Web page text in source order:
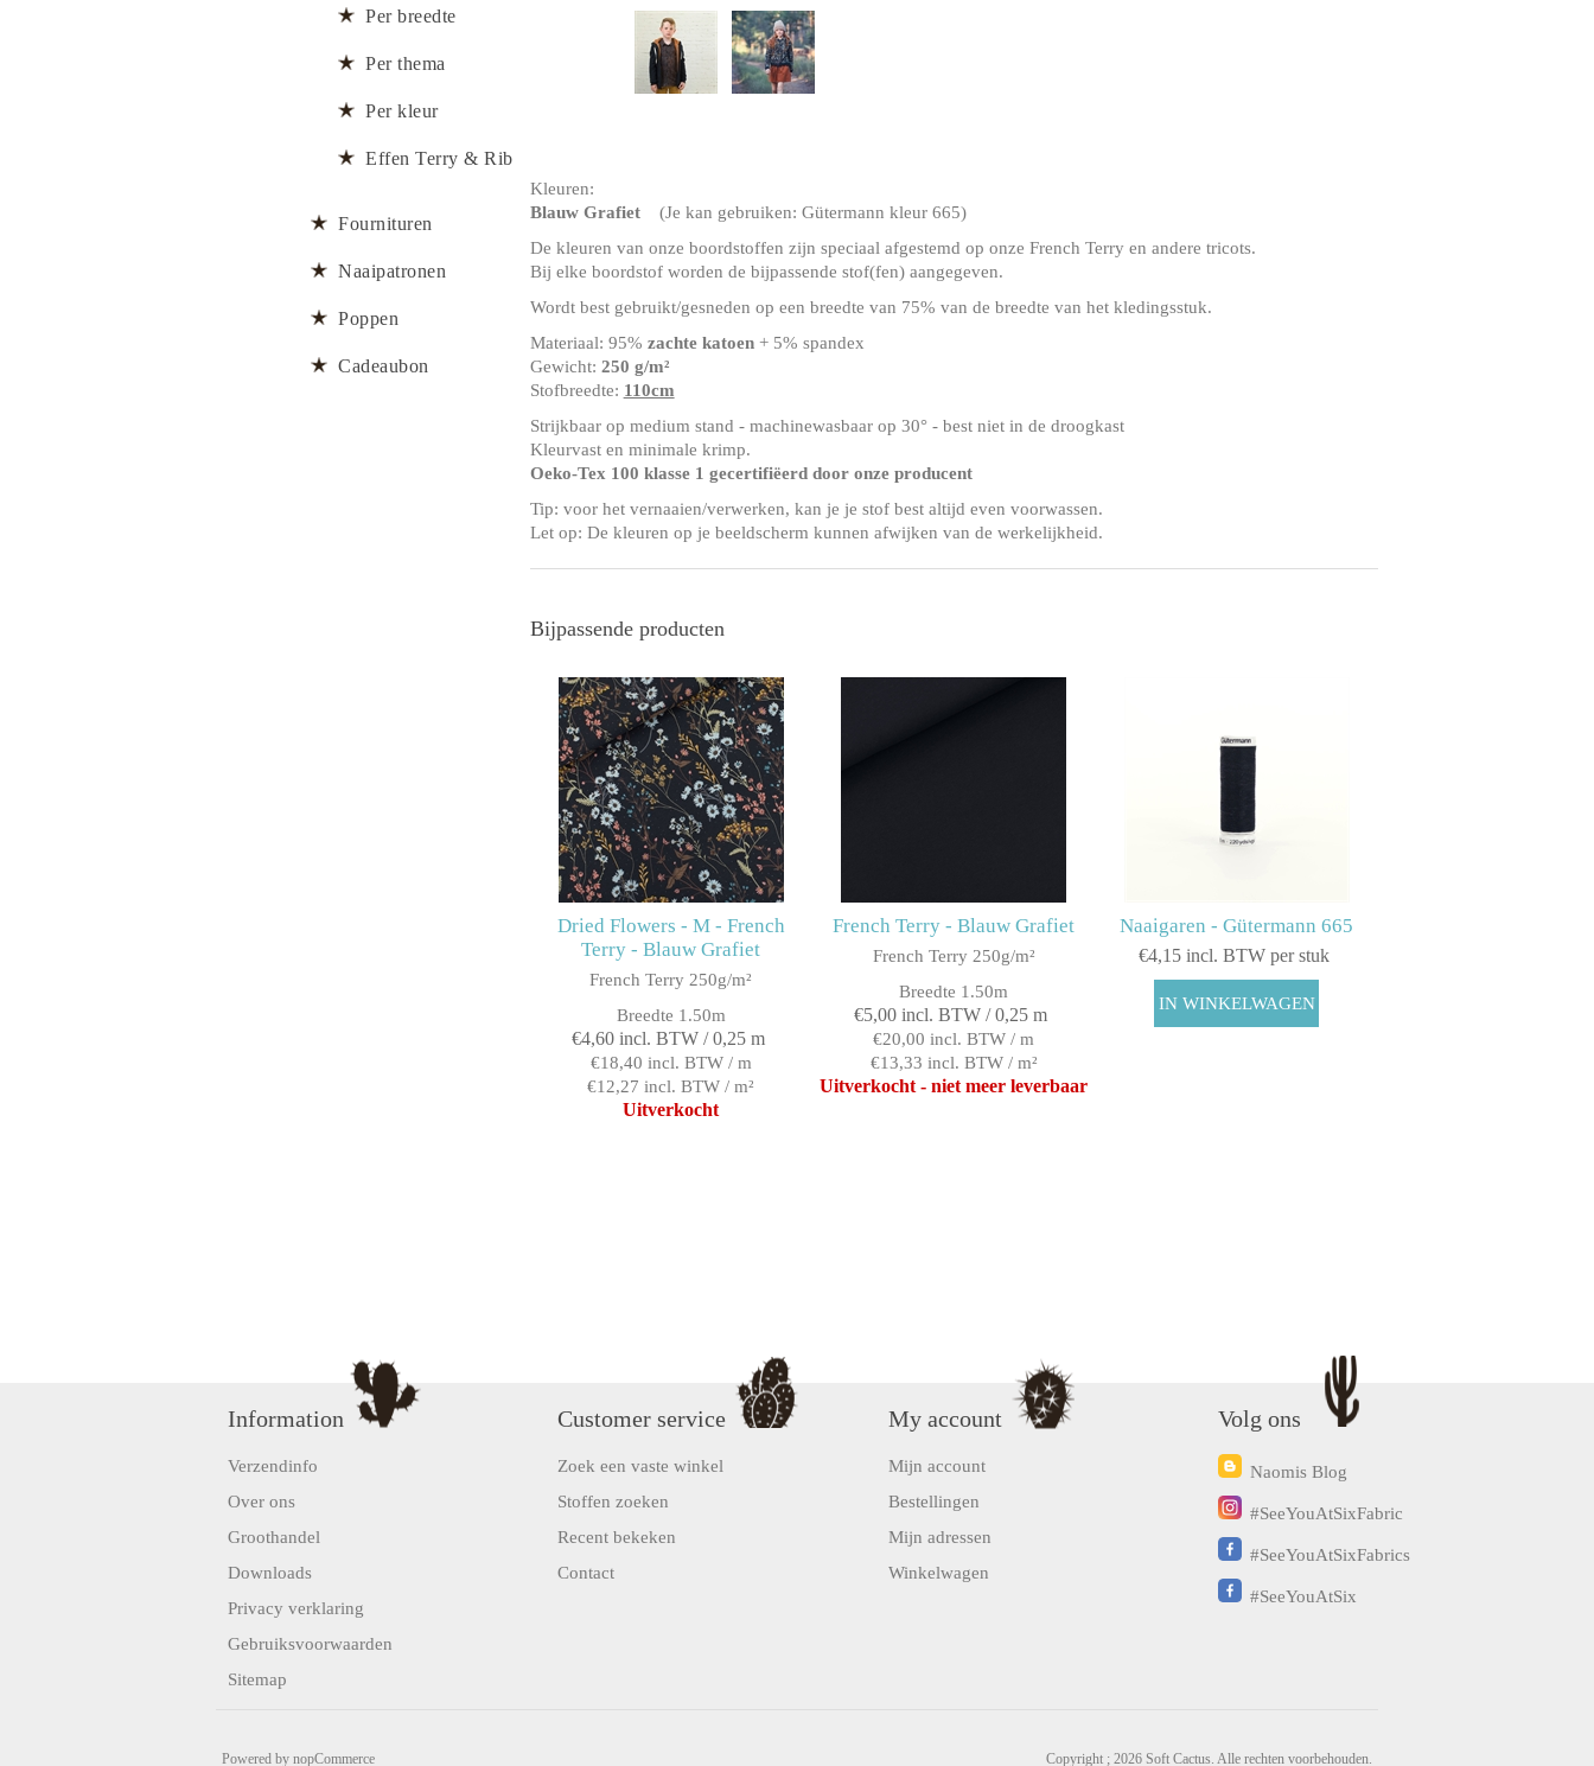
Kleuren:
Blauw Grafiet(Je kan gebruiken: Gütermann kleur 665)
De kleuren van onze boordstoffen zijn speciaal afgestemd op onze French Terry en andere tricots.
Bij elke boordstof worden de bijpassende stof(fen) aangegeven.
Wordt best gebruikt/gesneden op een breedte van 75% van de breedte van het kledingsstuk.
Materiaal: 95% zachte katoen+ 5% spandex
Gewicht: 250 g/m²
Stofbreedte: 110cm
Strijkbaar op medium stand - machinewasbaar op 30° - best niet in de droogkast
Kleurvast en minimale krimp.
Oeko-Tex 100 klasse 1 gecertifiëerd door onze producent
Tip: voor het vernaaien/verwerken, kan je je stof best altijd even voorwassen.
Let op: De kleuren op je beeldscherm kunnen afwijken van de werkelijkheid.
Bijpassende producten
Dried Flowers - M - French
Terry - Blauw Grafiet
French Terry 250g/m²
Breedte 1.50m
€4,60 incl. BTW / 0,25 m
€18,40 incl. BTW / m
€12,27 incl. BTW / m²
Uitverkocht
French Terry - Blauw Grafiet
French Terry 250g/m²
Breedte 1.50m
€5,00 incl. BTW / 0,25 m
€20,00 incl. BTW / m
€13,33 incl. BTW / m²
Uitverkocht - niet meer leverbaar
Naaigaren - Gütermann 665
€4,15 incl. BTW per stuk
Per breedte
Per thema
Per kleur
Effen Terry & Rib
Fournituren
Naaipatronen
Poppen
Cadeaubon
Information
Verzendinfo
Over ons
Groothandel
Downloads
Privacy verklaring
Gebruiksvoorwaarden
Sitemap
Customer service
Zoek een vaste winkel
Stoffen zoeken
Recent bekeken
Contact
My account
Mijn account
Bestellingen
Mijn adressen
Winkelwagen
Volg ons
Naomis Blog
#SeeYouAtSixFabric
#SeeYouAtSixFabrics
#SeeYouAtSix
Copyright ; 2026 Soft Cactus. Alle rechten voorbehouden.
Powered by nopCommerce